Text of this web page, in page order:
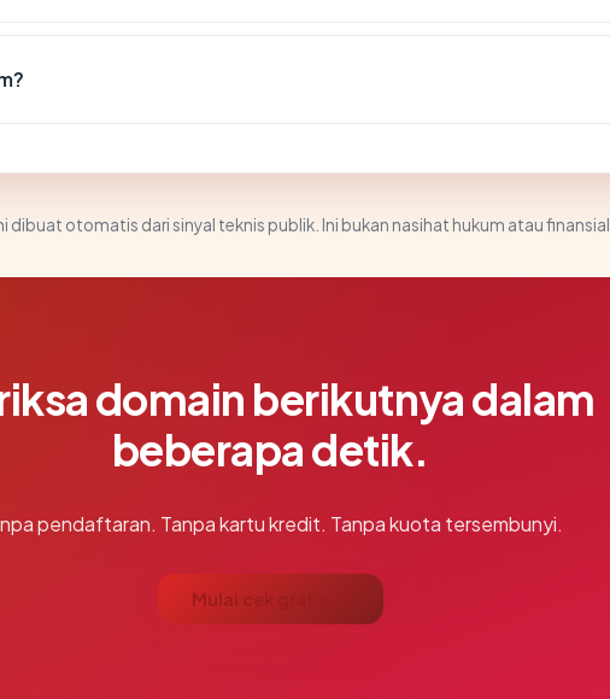
dibuat otomatis dari sinyal teknis publik. Ini bukan nasihat hukum atau finansial.
domain berikutnya dalam
beberapa detik.
pendaftaran. Tanpa kartu kredit. Tanpa kuota tersembunyi.
Mulai cek gratis →